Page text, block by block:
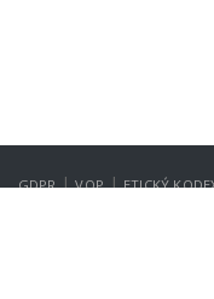
GDPR | VOP | ETICKÝ